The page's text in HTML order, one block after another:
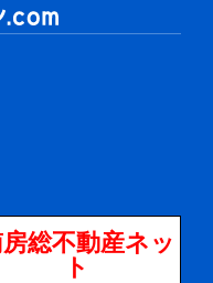
総不動産ネッ
ト